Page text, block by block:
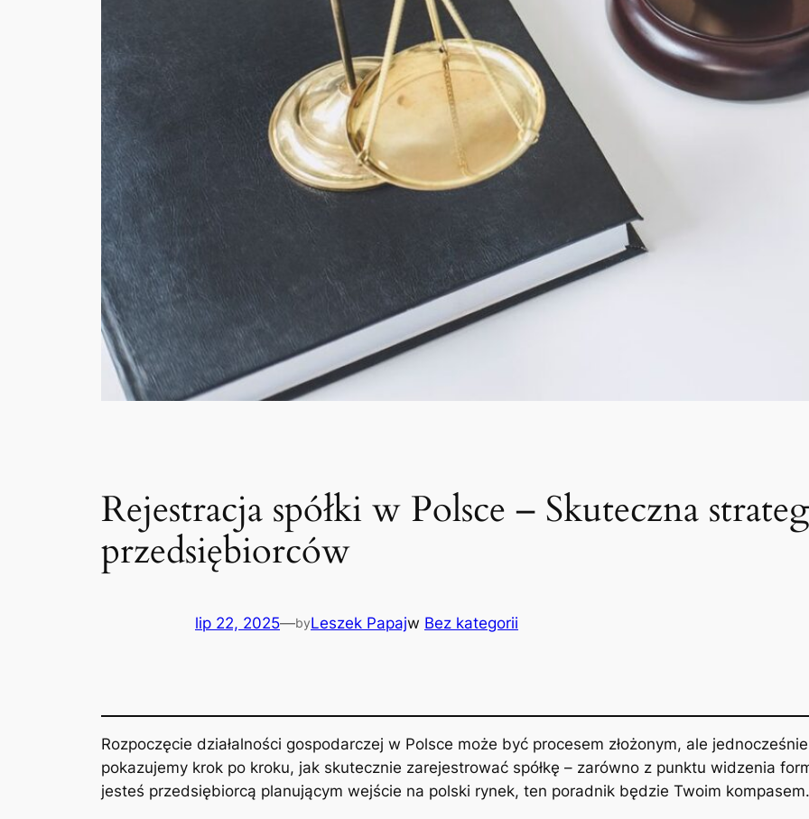
Rejestracja spółki w Polsce – Skuteczna
przedsiębiorców
lip 22, 2025—byLeszek Papajw Bez kategorii
Rozpoczęcie działalności gospodarczej w Polsce może być procesem złożonym, ale
pokazujemy krok po kroku, jak skutecznie zarejestrować spółkę – zarówno z punktu widzenia
jesteś przedsiębiorcą planującym wejście na polski rynek, ten poradnik będzie Twoim kompasem.